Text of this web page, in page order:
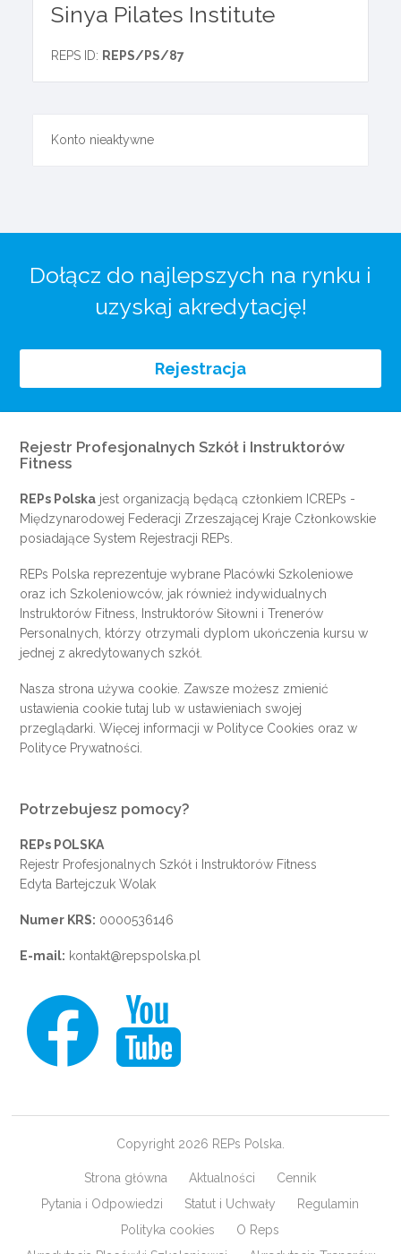
Sinya Pilates Institute
REPS ID: REPS/PS/87
Konto nieaktywne
Dołącz do najlepszych na rynku i
uzyskaj akredytację!
Rejestracja
Rejestr Profesjonalnych Szkół i Instruktorów
Fitness
REPs Polska jest organizacją będącą członkiem ICREPs -
Międzynarodowej Federacji Zrzeszającej Kraje Członkowskie
posiadające System Rejestracji REPs.
REPs Polska reprezentuje wybrane Placówki Szkoleniowe
oraz ich Szkoleniowców, jak również indywidualnych
Instruktorów Fitness, Instruktorów Siłowni i Trenerów
Personalnych, którzy otrzymali dyplom ukończenia kursu w
jednej z akredytowanych szkół.
Nasza strona używa cookie. Zawsze możesz zmienić
ustawienia cookietutaj lub w ustawieniach swojej
przeglądarki. Więcej informacji w Polityce Cookies oraz w
Polityce Prywatności
Potrzebujesz pomocy?
REPs POLSKA
Rejestr Profesjonalnych Szkół i Instruktorów Fitness
Edyta Bartejczuk Wolak
Numer KRS: 0000536146
E-mail: kontakt@repspolska.pl
Copyright 2026 REPs Polska.
Strona główna Aktualności
Cennik
Pytania i Odpowiedzi
Statut i Uchwały
Regulamin
Polityka cookies
O Reps